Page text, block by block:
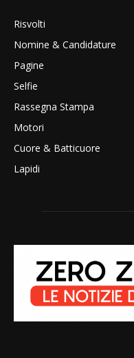
Risvolti
Nomine & Candidature
Pagine
Selfie
Rassegna Stampa
Motori
Cuore & Batticuore
Lapidi